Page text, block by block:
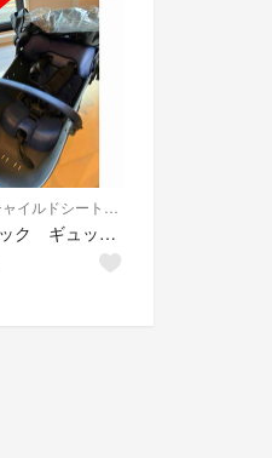
自動車用チャイルドシート本体
パナソニック ギュットクルームEX、DX フロントチャイルドシートレインカバー付